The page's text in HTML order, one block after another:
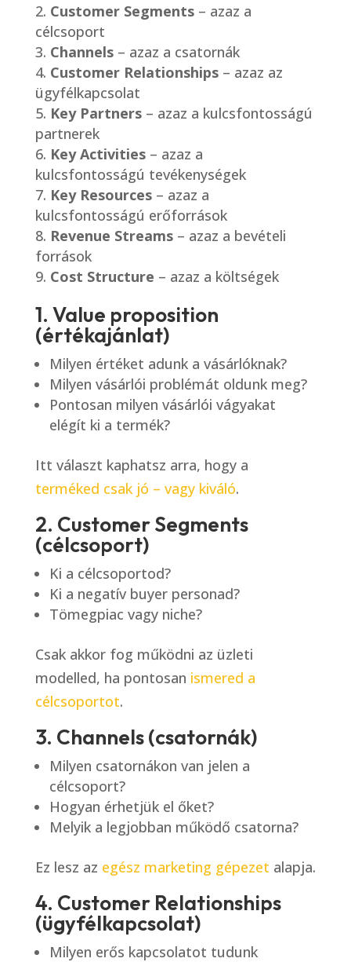
Customer Segments– azaz a
célcsoport
Channels– azaz a csatornák
Customer Relationships– azaz az
ügyfélkapcsolat
Key Partners– azaz a kulcsfontosságú
partnerek
Key Activities– azaz a
kulcsfontosságú tevékenységek
Key Resources– azaz a
kulcsfontosságú erőforrások
Revenue Streams– azaz a bevételi
források
Cost Structure – azaz a költségek
1. Value proposition
(értékajánlat)
Milyen értéket adunk a vásárlóknak?
Milyen vásárlói problémát oldunk meg?
Pontosan milyen vásárlói vágyakat
elégít ki a termék?
Itt választ kaphatsz arra, hogy a
terméked csak jó – vagy kiváló.
2. Customer Segments
(célcsoport)
Ki a célcsoportod?
Ki a negatív buyer personad?
Tömegpiac vagy niche?
Csak akkor fog működni az üzleti
modelled, ha pontosan ismered a
célcsoportot.
3. Channels (csatornák)
Milyen csatornákon van jelen a
célcsoport?
Hogyan érhetjük el őket?
Melyik a legjobban működő csatorna?
Ez lesz az egész marketing gépezet alapja.
4. Customer Relationships
(ügyfélkapcsolat)
Milyen erős kapcsolatot tudunk